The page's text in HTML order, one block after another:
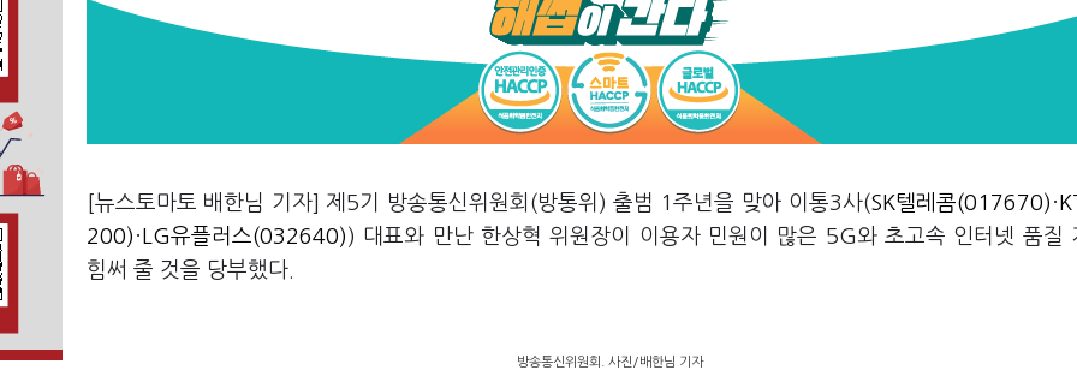
[뉴스토마토 배한님 기자] 제5기 방송통신위원회(방통위) 출범 1주년을 맞아 이통3사(SK텔레콤(017670) ·
200) · LG유플러스(032640) ) 대표와 만난 한상혁 위원장이 이용자 민원이 많은 5G와 초고속 인터넷 품질
힘써 줄 것을 당부했다.
방송통신위원회. 사진/배한님 기자